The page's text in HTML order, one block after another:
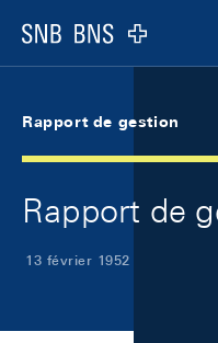
Logo
Rapport de gestion
Rapport de
13 février 1952